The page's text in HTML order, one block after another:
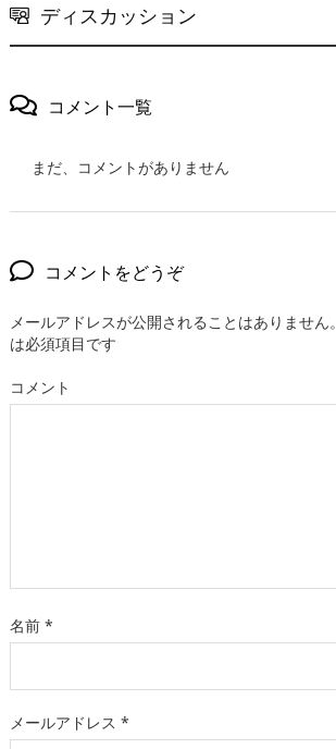
ディスカッション
コメント一覧
まだ、コメントがありません
コメントをどうぞ
メールアドレスが公開されることはありません。
は必須項目です
コメント
名前 *
メールアドレス *